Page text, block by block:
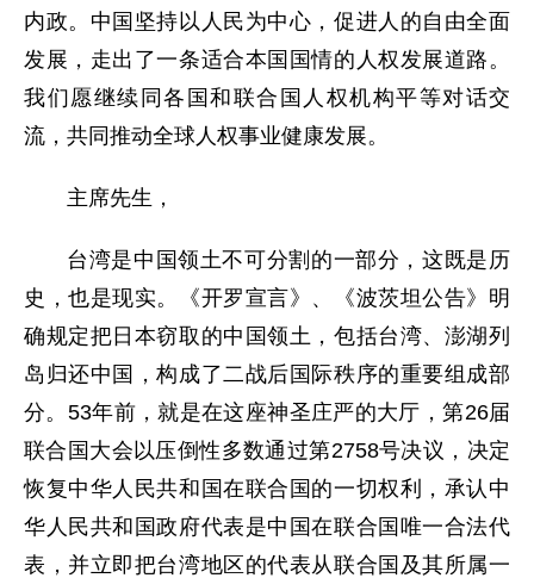
内政。中国坚持以人民为中心，促进人的自由全面
发展，走出了一条适合本国国情的人权发展道路。
我们愿继续同各国和联合国人权机构平等对话交
流，共同推动全球人权事业健康发展。
主席先生，
台湾是中国领土不可分割的一部分，这既是历
史，也是现实。《开罗宣言》、《波茨坦公告》明
确规定把日本窃取的中国领土，包括台湾、澎湖列
岛归还中国，构成了二战后国际秩序的重要组成部
分。53年前，就是在这座神圣庄严的大厅，第26届
联合国大会以压倒性多数通过第2758号决议，决定
恢复中华人民共和国在联合国的一切权利，承认中
华人民共和国政府代表是中国在联合国唯一合法代
表，并立即把台湾地区的代表从联合国及其所属一